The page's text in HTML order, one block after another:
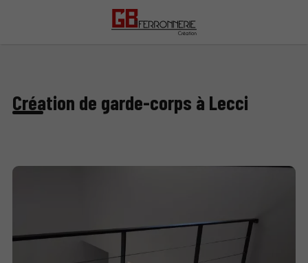
Création de garde-corps à Lecci